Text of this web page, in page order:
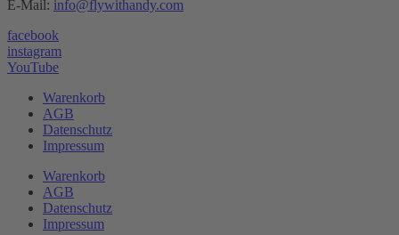
E-Mail: info@flywithandy.com
facebook
instagram
YouTube
Warenkorb
AGB
Datenschutz
Impressum
Warenkorb
AGB
Datenschutz
Impressum